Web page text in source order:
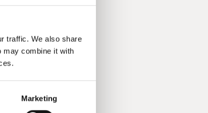
traffic. We also share
may combine it with
Marketing